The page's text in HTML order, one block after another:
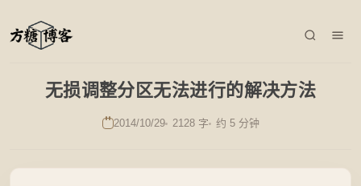
无损调整分区无法进行的解决方法
2014/10/29 2128 字 约 5 分钟